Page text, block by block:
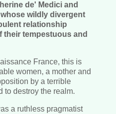
de' Medici and
wildly divergent
relationship
their tempestuous and
France, this is
women, a mother and
by a terrible
to destroy the realm.
a ruthless pragmatist